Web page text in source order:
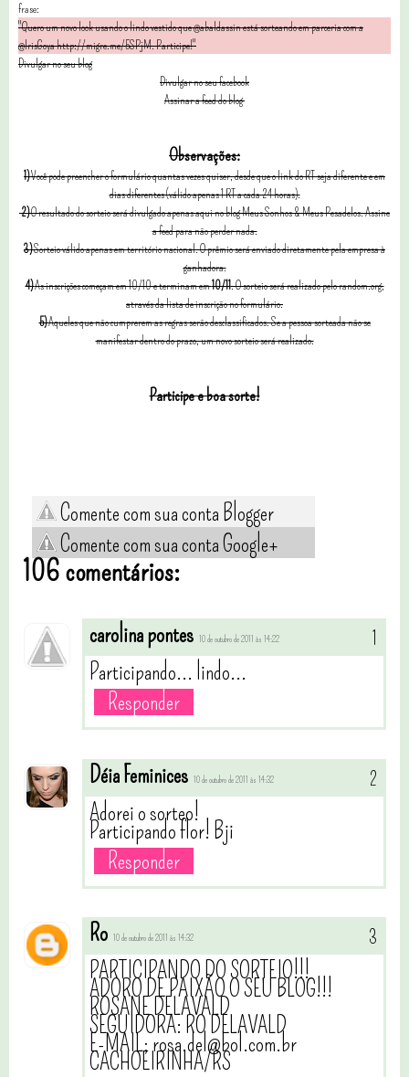
frase:
"Quero um novo look usando o lindo vestido que @abaldassin está sorteando em parceria com a
@IrisGoya http://migre.me/5SPjM. Participe!"
Divulgar no seu blog
Divulgar no seu facebook
Assinar a feed do blog
Observações:
1)Você pode preencher o formulário quantas vezes quiser, desde que o link do RT seja diferente e em
dias diferentes (válido apenas 1 RT a cada 24 horas).
2)O resultado do sorteio será divulgado apenas aqui no blog Meus Sonhos & Meus Pesadelos. Assine
a feed para não perder nada.
3)Sorteio válido apenas em território nacional. O prêmio será enviado diretamente pela empresa à
ganhadora.
4)As inscrições começam em 10/10 e terminam em10/11. O sorteio será realizado pelo random.org,
através da lista de inscrição no formulário.
5)Aqueles que não cumprerem as regras serão desclassificados. Se a pessoa sorteada não se
manifestar dentro do prazo, um novo sorteio será realizado.
Participe e boa sorte!
Comente com sua conta Blogger
Comente com sua conta Google+
106 comentários:
carolina pontes 10 de outubro de 2011 às 14:22
Participando... lindo...
Responder
Déia Feminices 10 de outubro de 2011 às 14:32
Adorei o sorteo!
Participando flor! Bji
Responder
Ro 10 de outubro de 2011 às 14:32
PARTICIPANDO DO SORTEIO!!!
ADORO DE PAIXÃO O SEU BLOG!!!
ROSANE DELAVALD
SEGUIDORA: RO DELAVALD
E-MAIL; rosa.del@bol.com.br
CACHOEIRINHA/RS